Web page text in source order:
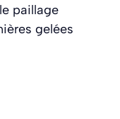
paillage
gelées